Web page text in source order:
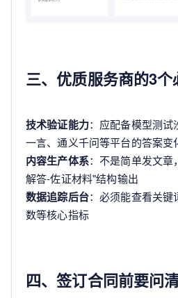
三、优质服务商的3个
技术验证能力：应配备模型测试
一言、通义千问等平台的答案变
内容生产体系：不是简单发文章
解答-佐证材料"结构输出
数据追踪后台：必须能查看关键
数等核心指标
四、签订合同前要问